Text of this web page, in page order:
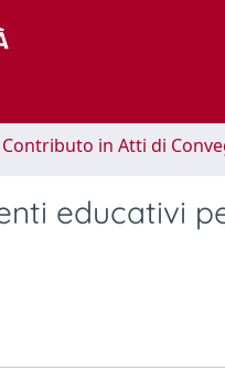
in Atti di
educativi